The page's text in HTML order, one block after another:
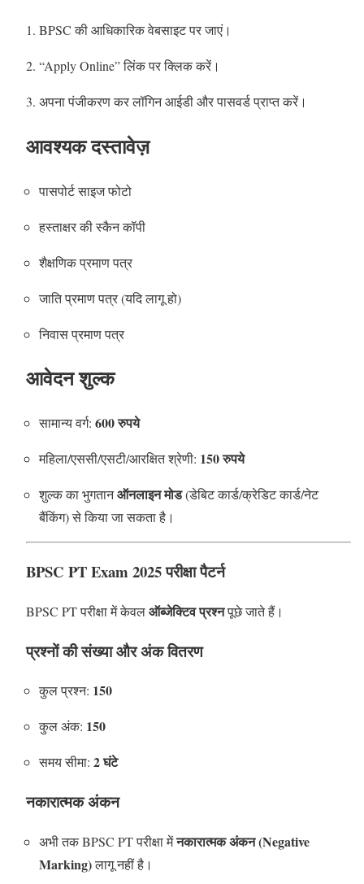
BPSC की आधिकारिक वेबसाइट पर जाएं।
“Apply Online” लिंक पर क्लिक करें।
अपना पंजीकरण कर लॉगिन आईडी और पासवर्ड प्राप्त करें।
आवश्यक दस्तावेज़
पासपोर्ट साइज फोटो
हस्ताक्षर की स्कैन कॉपी
शैक्षणिक प्रमाण पत्र
जाति प्रमाण पत्र (यदि लागू हो)
निवास प्रमाण पत्र
आवेदन शुल्क
सामान्य वर्ग: 600 रुपये
महिला/एससी/एसटी/आरक्षित श्रेणी: 150 रुपये
शुल्क का भुगतानऑनलाइन मोड(डेबिट कार्ड/क्रेडिट कार्ड/नेट
बैंकिंग) से किया जा सकता है।
BPSC PT Exam 2025 परीक्षा पैटर्न
BPSC PT परीक्षा में केवलऑब्जेक्टिव प्रश्नपूछे जाते हैं।
प्रश्नों की संख्या और अंक वितरण
कुल प्रश्न: 150
कुल अंक: 150
समय सीमा: 2 घंटे
नकारात्मक अंकन
अभी तक BPSC PT परीक्षा मेंनकारात्मक अंकन (Negative
Marking)लागू नहीं है।